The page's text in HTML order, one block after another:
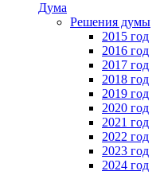
Дума
Решения думы
2015 год
2016 год
2017 год
2018 год
2019 год
2020 год
2021 год
2022 год
2023 год
2024 год